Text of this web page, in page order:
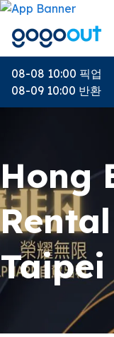
08-08 10:00 픽업
08-09 10:00 반환
Hong